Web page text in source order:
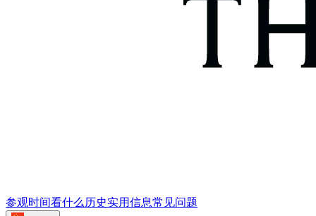
参观时间看什么 历史实用信息常见问题